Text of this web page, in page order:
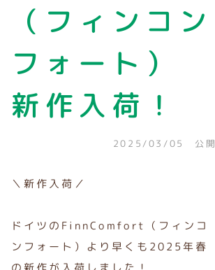
（フィンコン
フォート）
新作入荷！
2025/03/05 公開
＼新作入荷／
ドイツのFinnComfort（フィンコ
ンフォート）より早くも2025年春